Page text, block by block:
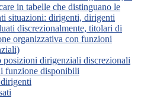
in tabelle che distinguano le
situazioni: dirigenti, dirigenti
discrezionalmente, titolari di
organizzativa con funzioni
posizioni dirigenziali discrezionali
funzione disponibili